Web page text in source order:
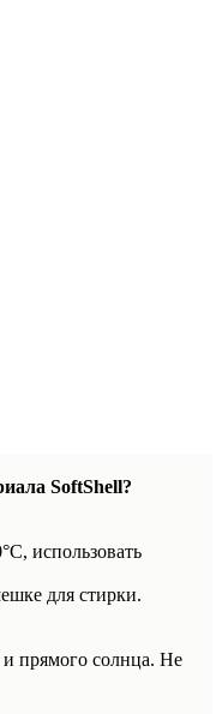
SoftShell?
использовать
для стирки.
и прямого солнца. Не